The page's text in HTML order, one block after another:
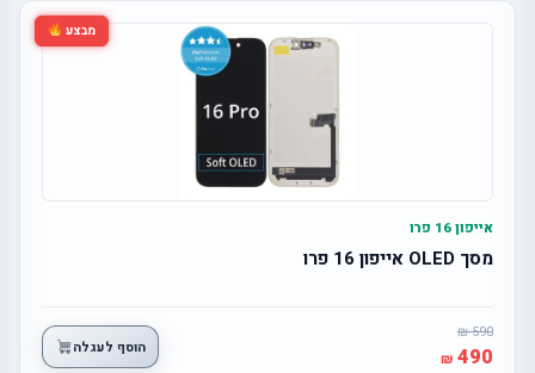
מבצע
אייפון 16 פרו
מסך OLED אייפון 16 פרו
590
490 הוסף לעגלה